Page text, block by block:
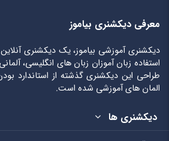
معرفی دیکشنری بیاموز
دیکشنری آموزشی بیاموز، یک دیکشنری
استفاده زبان آموزان زبان های انگلیسی،
طراحی این دیکشنری گذشته از استاندارد
المان های آموزشی شده است.
دیکشنری ها